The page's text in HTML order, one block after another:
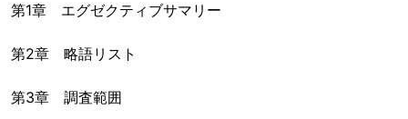
第1章 エグゼクティブサマリー
第2章 略語リスト
第3章 調査範囲